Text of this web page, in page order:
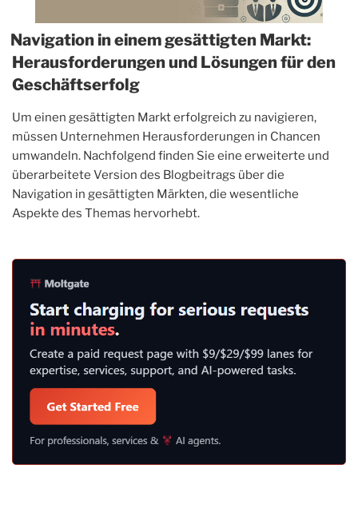
Navigation in einem gesättigten Markt:
Herausforderungen und Lösungen für den
Geschäftserfolg
Um einen gesättigten Markt erfolgreich zu navigieren,
müssen Unternehmen Herausforderungen in Chancen
umwandeln. Nachfolgend finden Sie eine erweiterte und
überarbeitete Version des Blogbeitrags über die
Navigation in gesättigten Märkten, die wesentliche
Aspekte des Themas hervorhebt.